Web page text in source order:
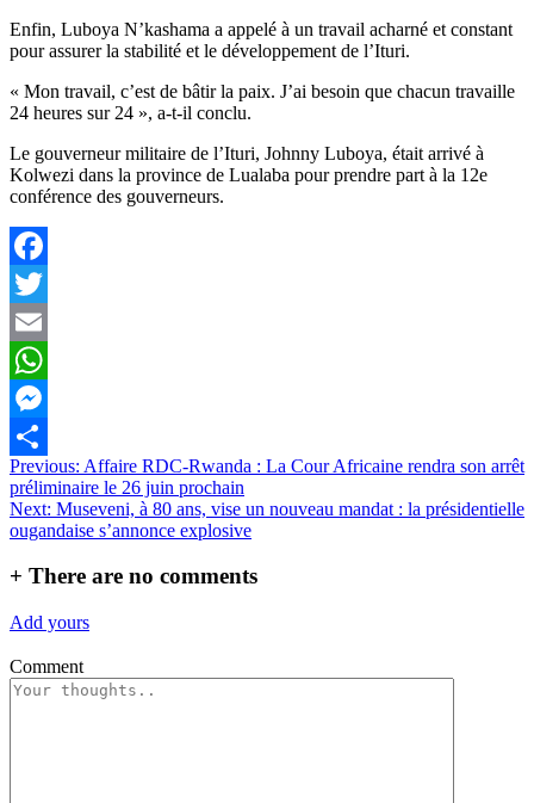
Enfin, Luboya N’kashama a appelé à un travail acharné et constant
pour assurer la stabilité et le développement de l’Ituri.
« Mon travail, c’est de bâtir la paix. J’ai besoin que chacun travaille
24 heures sur 24 », a-t-il conclu.
Le gouverneur militaire de l’Ituri, Johnny Luboya, était arrivé à
Kolwezi dans la province de Lualaba pour prendre part à la 12e
conférence des gouverneurs.
Facebook
Twitter
Email
WhatsApp
Messenger
Partager
Navigation
de
l’article
Previous: Affaire RDC-Rwanda : La Cour Africaine rendra son arrêt
préliminaire le 26 juin prochain
Next: Museveni, à 80 ans, vise un nouveau mandat : la présidentielle
ougandaise s’annonce explosive
+ There are no comments
Add yours
Comment